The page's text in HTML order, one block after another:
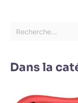
Dans la